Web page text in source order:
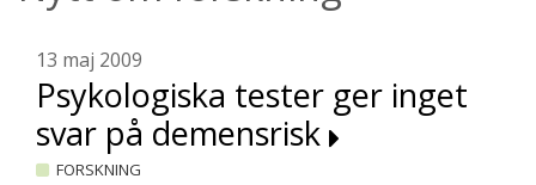
13 maj 2009
Psykologiska tester ger inget
svar på demensrisk
FORSKNING